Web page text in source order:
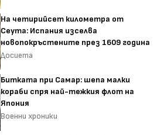
На четирийсет километра от
Сеута: Испания изселва
новопокръстените през 1609 година
Досиета
Битката при Самар: шепа малки
кораби спря най-тежкия флот на
Япония
Военни хроники